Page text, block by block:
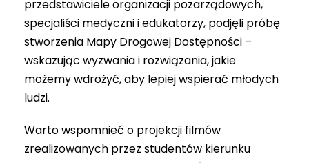
przedstawiciele organizacji pozarządowych,
specjaliści medyczni i edukatorzy, podjęli próbę
stworzenia Mapy Drogowej Dostępności –
wskazując wyzwania i rozwiązania, jakie
możemy wdrożyć, aby lepiej wspierać młodych
ludzi.
Warto wspomnieć o projekcji filmów
zrealizowanych przez studentów kierunku